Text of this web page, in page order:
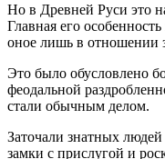
Но в Древней Руси это
Главная его
оное лишь в отношении
Это было обусловлено
феодальной
стали обычным делом.
Заточали знатных
замки с прислугой и